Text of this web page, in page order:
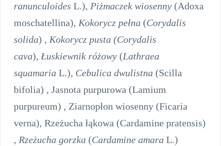
ranunculoides L.), Piżmaczek wiosenny (Adoxa
moschatellina), Kokorycz pełna (Corydalis
solida) , Kokorycz pusta (Corydalis
cava), Łuskiewnik różowy (Lathraea
squamaria L.), Cebulica dwulistna (Scilla
bifolia) , Jasnota purpurowa (Lamium
purpureum) , Ziarnopłon wiosenny (Ficaria
verna), Rzeżucha łąkowa (Cardamine pratensis)
, Rzeżucha gorzka (Cardamine amara L.)